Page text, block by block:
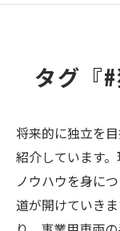
タグ『
将来的に独立を
紹介しています
ノウハウを身に
道が開けていき